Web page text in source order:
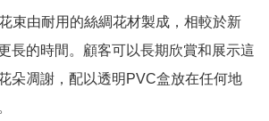
束由耐用的絲綢花材製成，相較於新
長的時間。顧客可以長期欣賞和展示這
朵凋謝，配以透明PVC盒放在任何地